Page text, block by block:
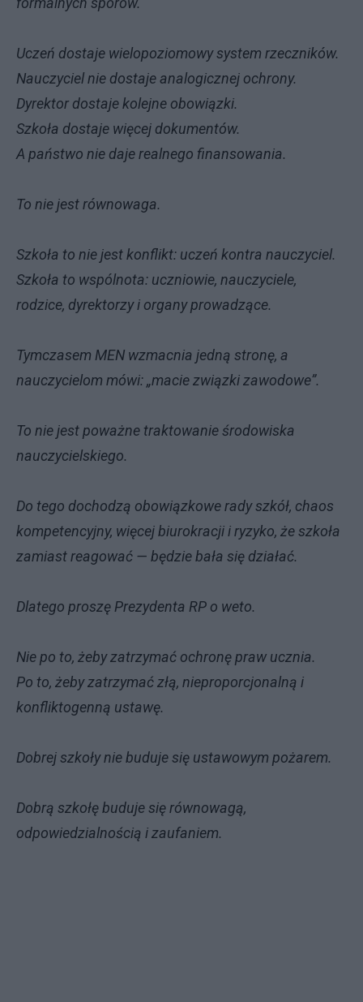
Uczeń dostaje wielopoziomowy system rzeczników.
Nauczyciel nie dostaje analogicznej ochrony.
Dyrektor dostaje kolejne obowiązki.
Szkoła dostaje więcej dokumentów.
A państwo nie daje realnego finansowania.
To nie jest równowaga.
Szkoła to nie jest konflikt: uczeń kontra nauczyciel.
Szkoła to wspólnota: uczniowie, nauczyciele,
rodzice, dyrektorzy i organy prowadzące.
Tymczasem MEN wzmacnia jedną stronę, a
nauczycielom mówi: „macie związki zawodowe”.
To nie jest poważne traktowanie środowiska
nauczycielskiego.
Do tego dochodzą obowiązkowe rady szkół, chaos
kompetencyjny, więcej biurokracji i ryzyko, że szkoła
zamiast reagować — będzie bała się działać.
Dlatego proszę Prezydenta RP o weto.
Nie po to, żeby zatrzymać ochronę praw ucznia.
Po to, żeby zatrzymać złą, nieproporcjonalną i
konfliktogenną ustawę.
Dobrej szkoły nie buduje się ustawowym pożarem.
Dobrą szkołę buduje się równowagą,
odpowiedzialnością i zaufaniem.